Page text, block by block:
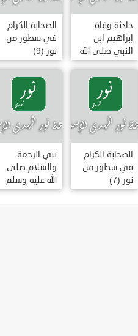
حادثة وفاة
إبراهيم ابن
النبي صلى الله
عليه وسلم
(وقفة تأملية)
الصحابة الكرام
في سطور من
نور (9)
الصحابة الكرام
في سطور من
نور (7)
نبي الرحمة
والسلام صلى
الله عليه وسلم